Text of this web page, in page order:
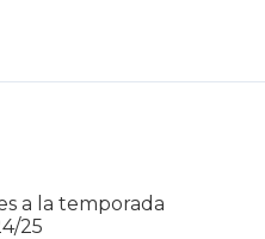
a la temporada
25